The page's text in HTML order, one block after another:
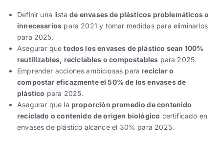
Definir una listade envases de plásticos problemáticos o
innecesarios para 2021 y tomar medidas para eliminarlos
para 2025.
Asegurar quetodos los envases de plástico sean 100%
reutilizables, reciclables o compostables para 2025.
Emprender acciones ambiciosas para reciclar o
compostar eficazmente el 50% de los envases de
plástico para 2025.
Asegurar que la proporción promedio de contenido
reciclado o contenido de origen biológico certificado en
envases de plástico alcance el 30% para 2025.